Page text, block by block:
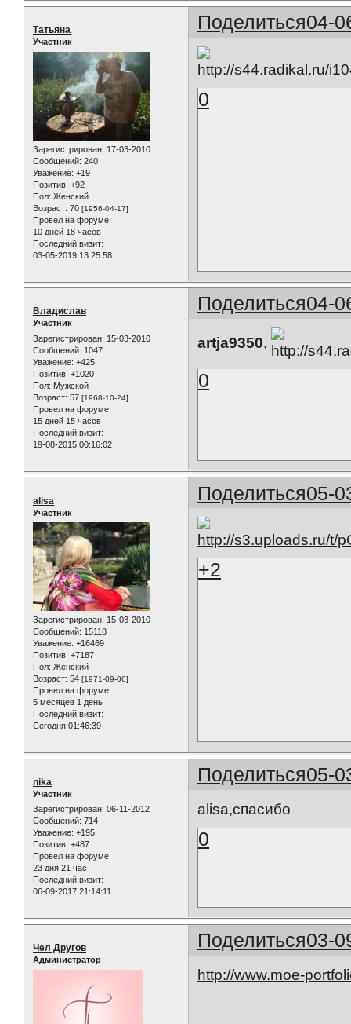
Поделиться04-
Татьяна
Участник
Зарегистрирован: 17-03-2010
Сообщений: 240
Уважение: +19
Позитив: +92
Пол: Женский
Возраст: 70 [1956-04-17]
Провел на форуме:
10 дней 18 часов
Последний визит:
03-05-2019 13:25:58
0
Поделиться04-
Владислав
Участник
Зарегистрирован: 15-03-2010
Сообщений: 1047
Уважение: +425
Позитив: +1020
Пол: Мужской
Возраст: 57 [1968-10-24]
Провел на форуме:
15 дней 15 часов
Последний визит:
19-08-2015 00:16:02
artja9350,
0
Поделиться05-
alisa
Участник
Зарегистрирован: 15-03-2010
Сообщений: 15118
Уважение: +16469
Позитив: +7187
Пол: Женский
Возраст: 54 [1971-09-06]
Провел на форуме:
5 месяцев 1 день
Последний визит:
Сегодня 01:46:39
+2
Поделиться05-
nika
Участник
Зарегистрирован: 06-11-2012
Сообщений: 714
Уважение: +195
Позитив: +487
Провел на форуме:
23 дня 21 час
Последний визит:
06-09-2017 21:14:11
alisa,спасибо
0
Поделиться03-
Чел Другов
Администратор
http://www.moe-